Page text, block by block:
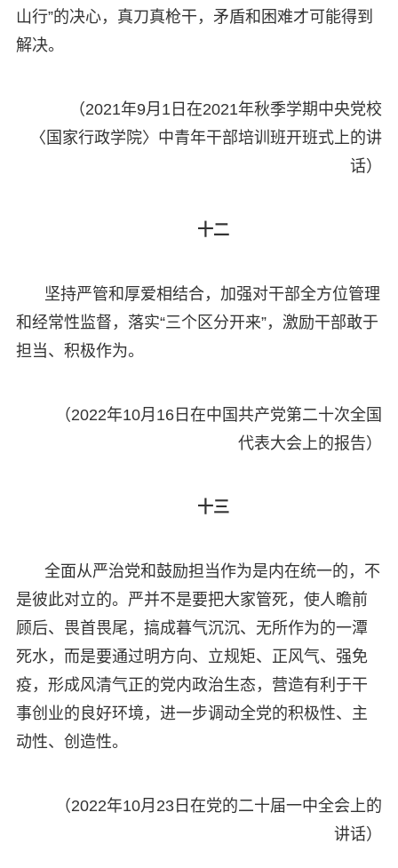
山行”的决心，真刀真枪干，矛盾和困难才可能得到
解决。
（2021年9月1日在2021年秋季学期中央党校
〈国家行政学院〉中青年干部培训班开班式上的讲
话）
十二
坚持严管和厚爱相结合，加强对干部全方位管理
和经常性监督，落实“三个区分开来”，激励干部敢于
担当、积极作为。
（2022年10月16日在中国共产党第二十次全国
代表大会上的报告）
十三
全面从严治党和鼓励担当作为是内在统一的，不
是彼此对立的。严并不是要把大家管死，使人瞻前
顾后、畏首畏尾，搞成暮气沉沉、无所作为的一潭
死水，而是要通过明方向、立规矩、正风气、强免
疫，形成风清气正的党内政治生态，营造有利于干
事创业的良好环境，进一步调动全党的积极性、主
动性、创造性。
（2022年10月23日在党的二十届一中全会上的
讲话）